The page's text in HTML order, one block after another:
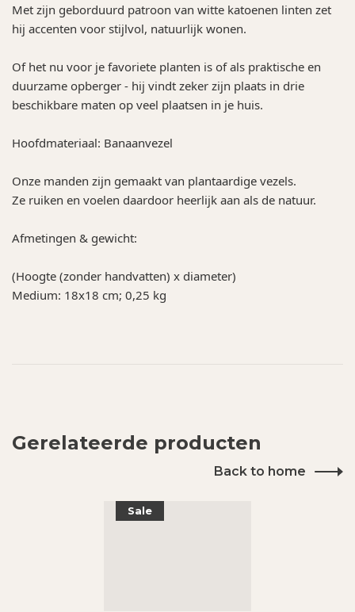
Met zijn geborduurd patroon van witte katoenen linten zet
hij accenten voor stijlvol, natuurlijk wonen.
Of het nu voor je favoriete planten is of als praktische en
duurzame opberger - hij vindt zeker zijn plaats in drie
beschikbare maten op veel plaatsen in je huis.
Hoofdmateriaal: Banaanvezel
Onze manden zijn gemaakt van plantaardige vezels.
Ze ruiken en voelen daardoor heerlijk aan als de natuur.
Afmetingen & gewicht:
(Hoogte (zonder handvatten) x diameter)
Medium: 18x18 cm; 0,25 kg
Gerelateerde producten
Back to home
Sale